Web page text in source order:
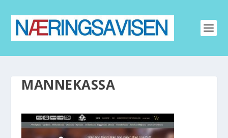
MANNEKASSA